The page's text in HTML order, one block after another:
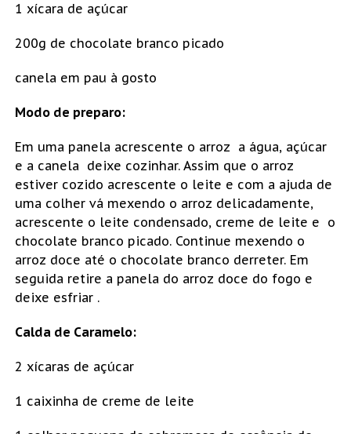
1 xícara de açúcar
200g de chocolate branco picado
canela em pau à gosto
Modo de preparo:
Em uma panela acrescente o arroz a água, açúcar
e a canela deixe cozinhar. Assim que o arroz
estiver cozido acrescente o leite e com a ajuda de
uma colher vá mexendo o arroz delicadamente,
acrescente o leite condensado, creme de leite e o
chocolate branco picado. Continue mexendo o
arroz doce até o chocolate branco derreter. Em
seguida retire a panela do arroz doce do fogo e
deixe esfriar .
Calda de Caramelo:
2 xícaras de açúcar
1 caixinha de creme de leite